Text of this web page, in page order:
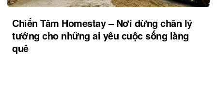
Chiến Tâm Homestay – Nơi dừng chân lý
tưởng cho những ai yêu cuộc sống làng
quê